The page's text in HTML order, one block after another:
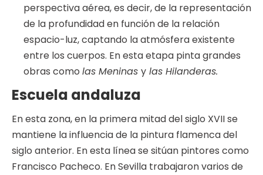
perspectiva aérea, es decir, de la representación
de la profundidad en función de la relación
espacio-luz, captando la atmósfera existente
entre los cuerpos. En esta etapa pinta grandes
obras como las Meninas y las Hilanderas.
Escuela andaluza
En esta zona, en la primera mitad del siglo XVII se
mantiene la influencia de la pintura flamenca del
siglo anterior. En esta línea se sitúan pintores como
Francisco Pacheco. En Sevilla trabajaron varios de